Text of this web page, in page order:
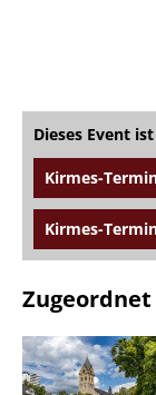
Dieses Event
Kirmes-
Kirmes-
Zugeordnet